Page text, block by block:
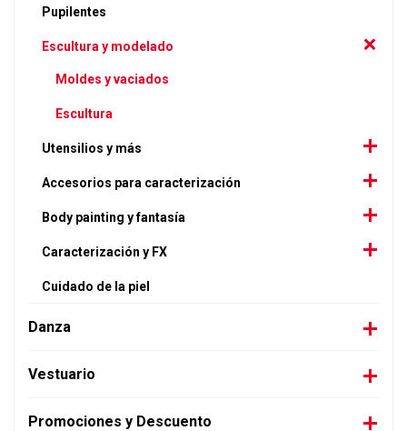
Pupilentes
Escultura y modelado
Moldes y vaciados
Escultura
Utensilios y más
Accesorios para caracterización
Body painting y fantasía
Caracterización y FX
Cuidado de la piel
Danza
Vestuario
Promociones y Descuento